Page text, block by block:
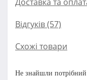
Відгуків (57)
Схожі товари
Не знайшли потрібний